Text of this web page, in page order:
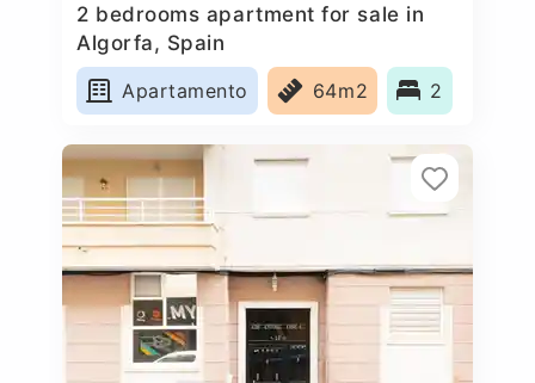
2 bedrooms apartment for sale in
Algorfa, Spain
Apartamento
64m2 2